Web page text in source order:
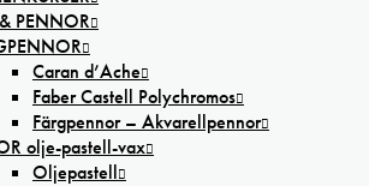
PENNOR
Caran d’Ache
Faber Castell Polychromos
Färgpennor – Akvarellpennor
olje-pastell-vax
Oljepastell